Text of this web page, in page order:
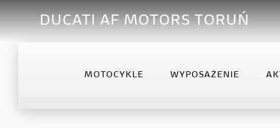
DUCATI AF MOTORS TORUŃ
MOTOCYKLE WYPOSAŻENIE